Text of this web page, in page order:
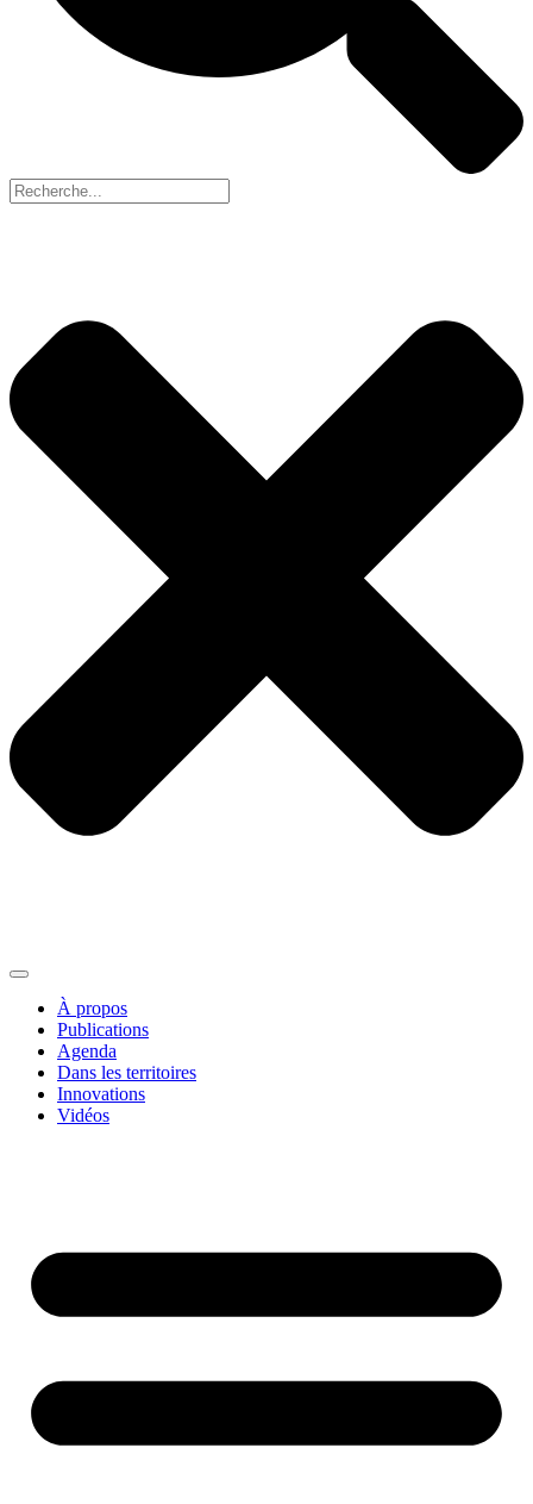
À propos
Publications
Agenda
Dans les territoires
Innovations
Vidéos